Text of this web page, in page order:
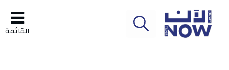
القائمة